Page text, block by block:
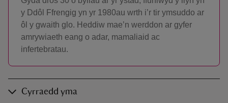
y Ddôl Ffrengig yn yr 1980au wrth i’r tir ymsuddo ar
ôl y gwaith glo. Heddiw mae’n werddon ar gyfer
amrywiaeth eang o adar, mamaliaid ac
infertebratau.
Cyrraedd yma